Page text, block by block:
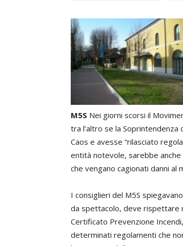
M5S Nei giorni scorsi il
tra l’altro se la
Caos e avesse “rilasciato
entità notevole, sarebbe
che vengano cagionati danni al
I consiglieri del M5S
da spettacolo, deve rispettare
Certificato Prevenzione
determinati regolamenti che